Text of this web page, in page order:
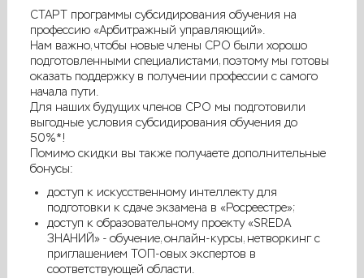
СТАРТ программы субсидирования обучения на
профессию «Арбитражный управляющий».
Нам важно, чтобы новые члены СРО были хорошо
подготовленными специалистами, поэтому мы готовы
оказать поддержку в получении профессии с самого
начала пути.
Для наших будущих членов СРО мы подготовили
выгодные условия субсидирования обучения до
50%*!
Помимо скидки вы также получаете дополнительные
бонусы:
доступ к искусственному интеллекту для
подготовки к сдаче экзамена в «Росреестре»;
доступ к образовательному проекту «SREDA
ЗНАНИЙ» - обучение, онлайн-курсы, нетворкинг с
приглашением ТОП-овых экспертов в
соответствующей области.